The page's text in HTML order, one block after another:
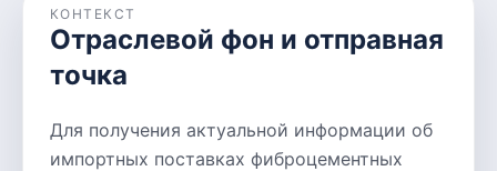
КОНТЕКСТ
Отраслевой фон и отправная
точка
Для получения актуальной информации об
импортных поставках фиброцементных